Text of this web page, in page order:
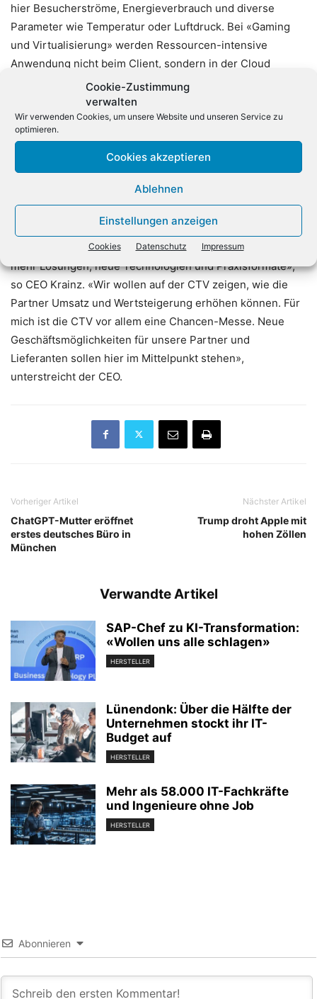
Cookie-Zustimmung
verwalten
Wir verwenden Cookies, um unsere Website und unseren Service zu
optimieren.
Cookies akzeptieren
Ablehnen
Einstellungen anzeigen
Cookies Datenschutz Impressum
hier Besucherströme, Energieverbrauch und diverse
Parameter wie Temperatur oder Luftdruck. Bei «Gaming
und Virtualisierung» werden Ressourcen-intensive
Anwendung nicht beim Client, sondern in der Cloud
verarbeitet. Die Cloud-Gaming-Plattform von Also konnte
natürlich vor Ort ausgiebig getestet werden. Ein weiteres
Kernthema der Messe war Cybersecurity: Die Also-
Experten demonstrierten Live-Hackings und «entführten»
die Besucher in den bewährten Escape-Room des
Anbieters, wo die Rolle eines Hackers gespielt werden
«Wir wollten mit der CTV 2024 das Messe-Großformat
wiederbeleben. Das ist uns gelungen, diesmal gibt es noch
mehr Lösungen, neue Technologien und Praxisformate»,
so CEO Krainz. «Wir wollen auf der CTV zeigen, wie die
Partner Umsatz und Wertsteigerung erhöhen können. Für
mich ist die CTV vor allem eine Chancen-Messe. Neue
Geschäftsmöglichkeiten für unsere Partner und
Lieferanten sollen hier im Mittelpunkt stehen»,
unterstreicht der CEO.
Vorheriger Artikel
ChatGPT-Mutter eröffnet
erstes deutsches Büro in
München
Nächster Artikel
Trump droht Apple mit
hohen Zöllen
Verwandte Artikel
SAP-Chef zu KI-Transformation:
«Wollen uns alle schlagen»
HERSTELLER
Lünendonk: Über die Hälfte der
Unternehmen stockt ihr IT-
Budget auf
HERSTELLER
Mehr als 58.000 IT-Fachkräfte
und Ingenieure ohne Job
HERSTELLER
Abonnieren